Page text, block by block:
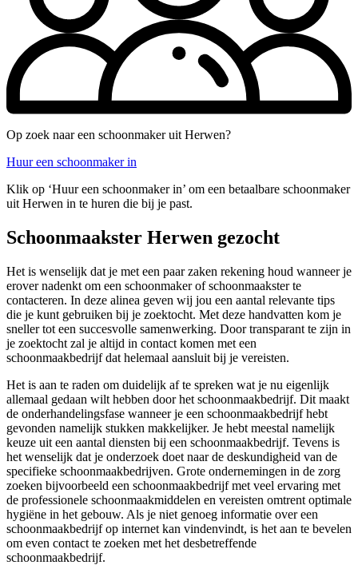
Op zoek naar een schoonmaker uit Herwen?
Huur een schoonmaker in
Klik op ‘Huur een schoonmaker in’ om een betaalbare schoonmaker
uit Herwen in te huren die bij je past.
Schoonmaakster Herwen gezocht
Het is wenselijk dat je met een paar zaken rekening houd wanneer je
erover nadenkt om een schoonmaker of schoonmaakster te
contacteren. In deze alinea geven wij jou een aantal relevante tips
die je kunt gebruiken bij je zoektocht. Met deze handvatten kom je
sneller tot een succesvolle samenwerking. Door transparant te zijn in
je zoektocht zal je altijd in contact komen met een
schoonmaakbedrijf dat helemaal aansluit bij je vereisten.
Het is aan te raden om duidelijk af te spreken wat je nu eigenlijk
allemaal gedaan wilt hebben door het schoonmaakbedrijf. Dit maakt
de onderhandelingsfase wanneer je een schoonmaakbedrijf hebt
gevonden namelijk stukken makkelijker. Je hebt meestal namelijk
keuze uit een aantal diensten bij een schoonmaakbedrijf. Tevens is
het wenselijk dat je onderzoek doet naar de deskundigheid van de
specifieke schoonmaakbedrijven. Grote ondernemingen in de zorg
zoeken bijvoorbeeld een schoonmaakbedrijf met veel ervaring met
de professionele schoonmaakmiddelen en vereisten omtrent optimale
hygiëne in het gebouw. Als je niet genoeg informatie over een
schoonmaakbedrijf op internet kan vindenvindt, is het aan te bevelen
om even contact te zoeken met het desbetreffende
schoonmaakbedrijf.